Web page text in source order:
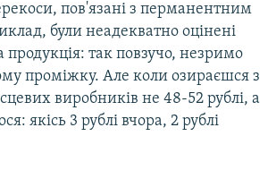
пов'язані з перманентним
були неадекватно оцінені
так повзучо, незримо
проміжку. Але коли озираєшся з
виробників не 48-52 рублі, а
якісь 3 рублі вчора, 2 рублі